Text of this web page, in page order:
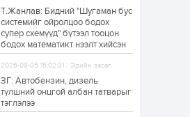
Б.Хулан дэлхийн
аварга боллоо
1 өдөр 0
Р.Даваадорж: Энэ
намрын экспортын
Т.Жанлав: Бидний "Шугаман бус
системийг ойролцоо бодох
супер схемүүд" бүтээл тооцон
бодох математикт нээлт хийсэн
2026-08-05 15:02:31 / Эдийн засаг
ЗГ: Автобензин, дизель
түлшний онцгой албан татварыг
тэглэлээ